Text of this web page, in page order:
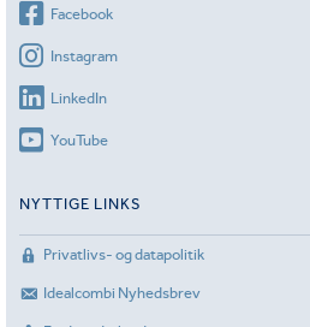
Facebook
Instagram
LinkedIn
YouTube
NYTTIGE LINKS
Privatlivs- og datapolitik
Idealcombi Nyhedsbrev